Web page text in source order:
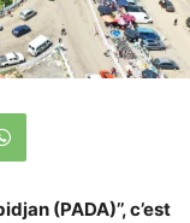
(PADA)’’, c’est